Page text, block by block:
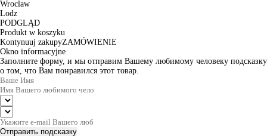
Wroclaw
Lodz
PODGLĄD
Produkt w koszyku
Kontynuuj zakupyZAMÓWIENIE
Okno informacyjne
Заполните форму, и мы отправим Вашему любимому человеку подсказку
о том, что Вам понравился этот товар.
Отправить подсказку